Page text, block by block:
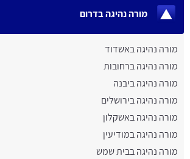
מורה נהיגה בדרום
מורה נהיגה באשדוד
מורה נהיגה ברחובות
מורה נהיגה ביבנה
מורה נהיגה בירושלים
מורה נהיגה באשקלון
מורה נהיגה במודיעין
מורה נהיגה בבית שמש